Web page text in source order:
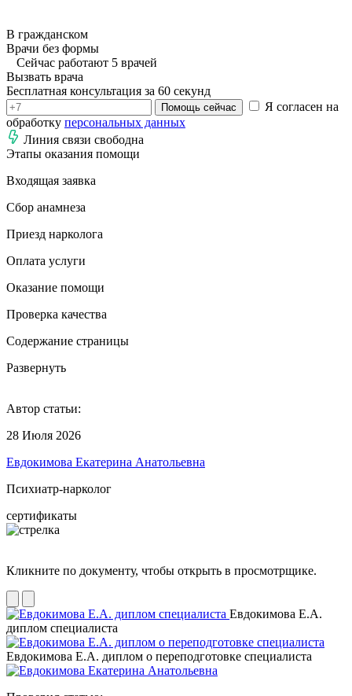
В гражданском
Врачи без формы
Сейчас работают 5 врачей
Вызвать врача
Бесплатная консультация за 60 секунд
Помощь сейчас
Я согласен на
обработку персональных данных
Линия связи свободна
Этапы оказания помощи
Входящая заявка
Сбор анамнеза
Приезд нарколога
Оплата услуги
Оказание помощи
Проверка качества
Содержание страницы
Развернуть
Автор статьи:
28 Июля 2026
Евдокимова Екатерина Анатольевна
Психиатр-нарколог
сертификаты
Кликните по документу, чтобы открыть в просмотрщике.
Евдокимова Е.А.
диплом специалиста
Евдокимова Е.А. диплом о переподготовке специалиста